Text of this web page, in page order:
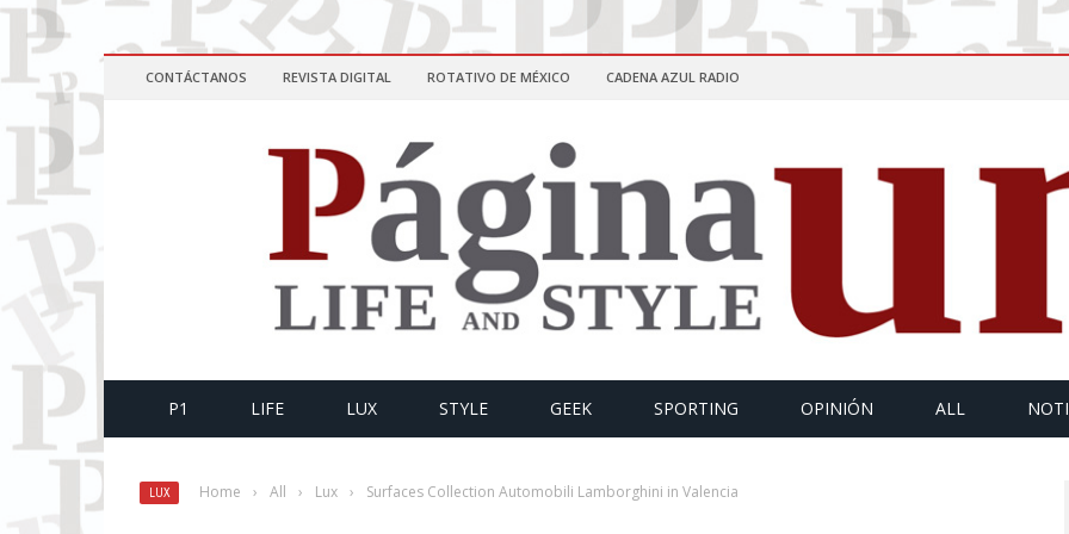
CONTÁCTANOS REVISTA DIGITAL ROTATIVO DE MÉXICO CADENA AZUL RADIO
P1 LIFE LUX STYLE GEEK SPORTING OPINIÓN ALL
LUX Home › All › Lux › Surfaces Collection Automobili Lamborghini in Valencia